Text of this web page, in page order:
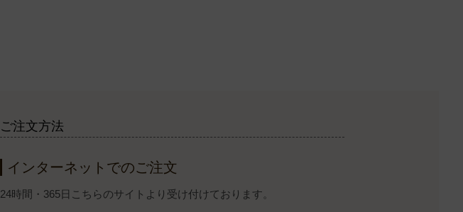
ご注文方法
インターネットでのご注文
24時間・365日こちらのサイトより受け付けております。